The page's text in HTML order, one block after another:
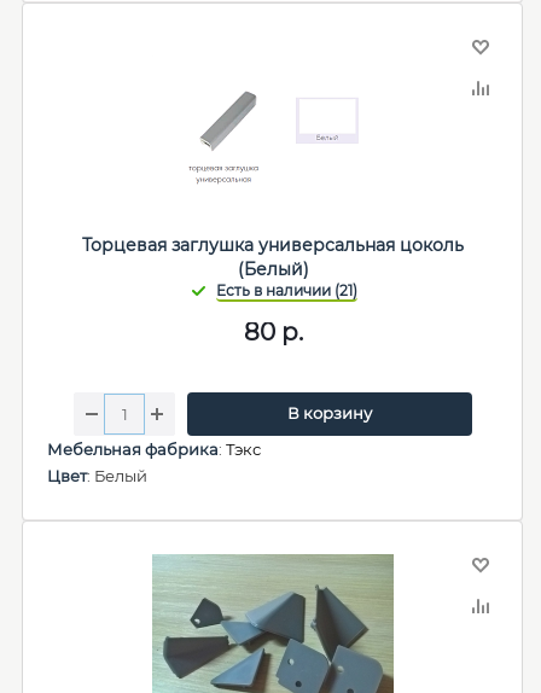
Торцевая заглушка универсальная цоколь
(Белый)
80р.
В корзину
Мебельная фабрика: Тэкс
Цвет: Белый